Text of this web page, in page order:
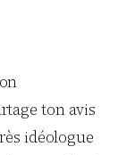
ton avis
idéologue